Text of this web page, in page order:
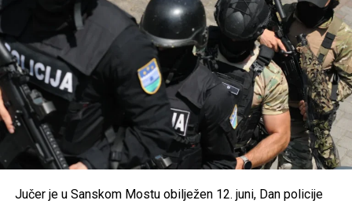
Jučer je u Sanskom Mostu obilježen 12. juni, Dan policije